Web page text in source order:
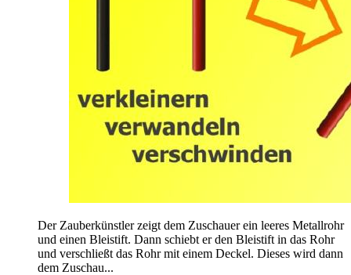
Der Zauberkünstler zeigt dem Zuschauer ein leeres Metallrohr
und einen Bleistift. Dann schiebt er den Bleistift in das Rohr
und verschließt das Rohr mit einem Deckel. Dieses wird dann
dem Zuschau...